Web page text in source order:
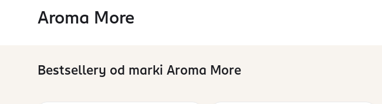
Aroma More
Bestsellery od marki Aroma More